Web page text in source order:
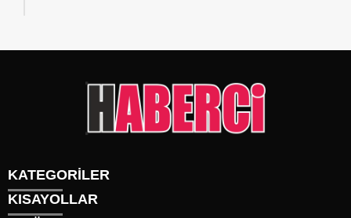
KATEGORİLER
KISAYOLLAR